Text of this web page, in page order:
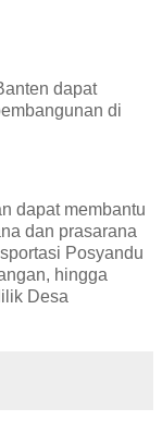
dapat
di
dapat membantu
dan prasarana
Posyandu
hingga
Desa